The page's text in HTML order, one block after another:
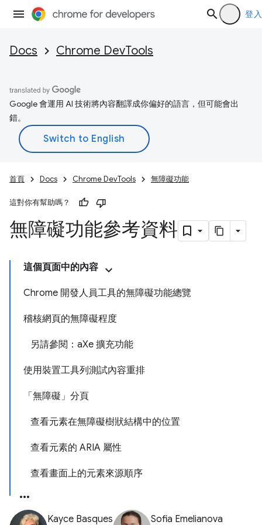
登入
Docs Chrome DevTools
Google 會運用 AI 技術將內容翻譯成你偏好的語言，但可能會出
錯。
首頁 Docs Chrome DevTools 無障礙功能
這對你有幫助嗎？
無障礙功能參考資料
這個頁面中的內容
Chrome 開發人員工具的無障礙功能總覽
稽核網頁的無障礙程度
另請參閱：aXe 擴充功能
使用裝置工具列測試內容重排
「無障礙」分頁
查看元素在無障礙樹狀結構中的位置
查看元素的 ARIA 屬性
查看畫面上的元素來源順序
Kayce Basques Sofia Emelianova